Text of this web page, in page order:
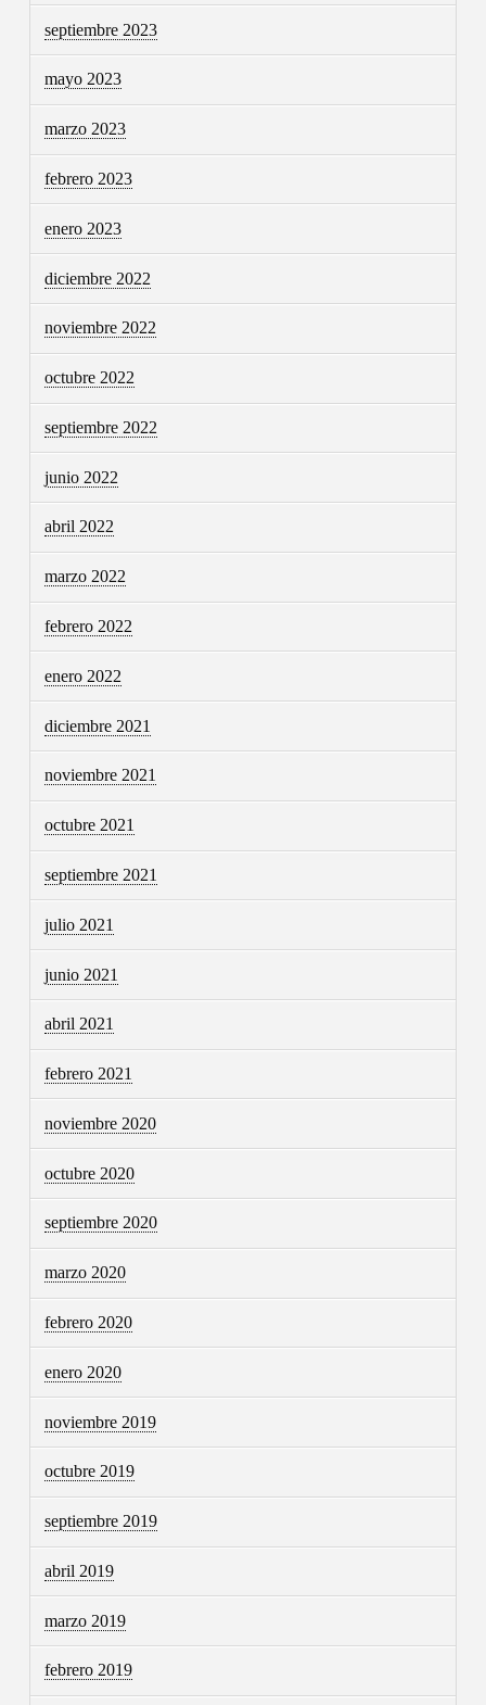
septiembre 2023
mayo 2023
marzo 2023
febrero 2023
enero 2023
diciembre 2022
noviembre 2022
octubre 2022
septiembre 2022
junio 2022
abril 2022
marzo 2022
febrero 2022
enero 2022
diciembre 2021
noviembre 2021
octubre 2021
septiembre 2021
julio 2021
junio 2021
abril 2021
febrero 2021
noviembre 2020
octubre 2020
septiembre 2020
marzo 2020
febrero 2020
enero 2020
noviembre 2019
octubre 2019
septiembre 2019
abril 2019
marzo 2019
febrero 2019